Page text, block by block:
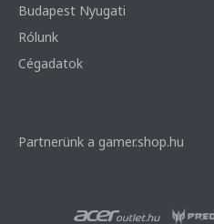
Budapest Nyugati
Rólunk
Cégadatok
Partnerünk a gamer.shop.hu